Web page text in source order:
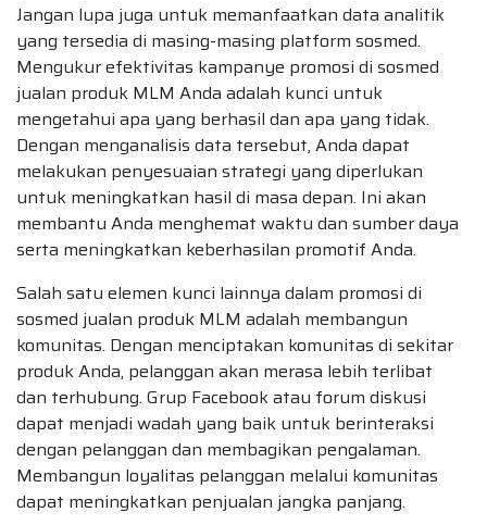
Jangan lupa juga untuk memanfaatkan data analitik
yang tersedia di masing-masing platform sosmed.
Mengukur efektivitas kampanye promosi di sosmed
jualan produk MLM Anda adalah kunci untuk
mengetahui apa yang berhasil dan apa yang tidak.
Dengan menganalisis data tersebut, Anda dapat
melakukan penyesuaian strategi yang diperlukan
untuk meningkatkan hasil di masa depan. Ini akan
membantu Anda menghemat waktu dan sumber daya
serta meningkatkan keberhasilan promotif Anda.
Salah satu elemen kunci lainnya dalam promosi di
sosmed jualan produk MLM adalah membangun
komunitas. Dengan menciptakan komunitas di sekitar
produk Anda, pelanggan akan merasa lebih terlibat
dan terhubung. Grup Facebook atau forum diskusi
dapat menjadi wadah yang baik untuk berinteraksi
dengan pelanggan dan membagikan pengalaman.
Membangun loyalitas pelanggan melalui komunitas
dapat meningkatkan penjualan jangka panjang.